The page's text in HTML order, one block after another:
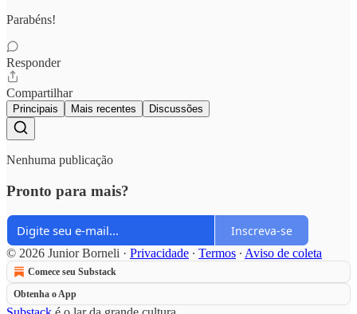
Parabéns!
Responder
Compartilhar
Principais Mais recentes Discussões
Nenhuma publicação
Pronto para mais?
Inscreva-se
© 2026 Junior Borneli · Privacidade ∙ Termos ∙ Aviso de coleta
Comece seu Substack
Obtenha o App